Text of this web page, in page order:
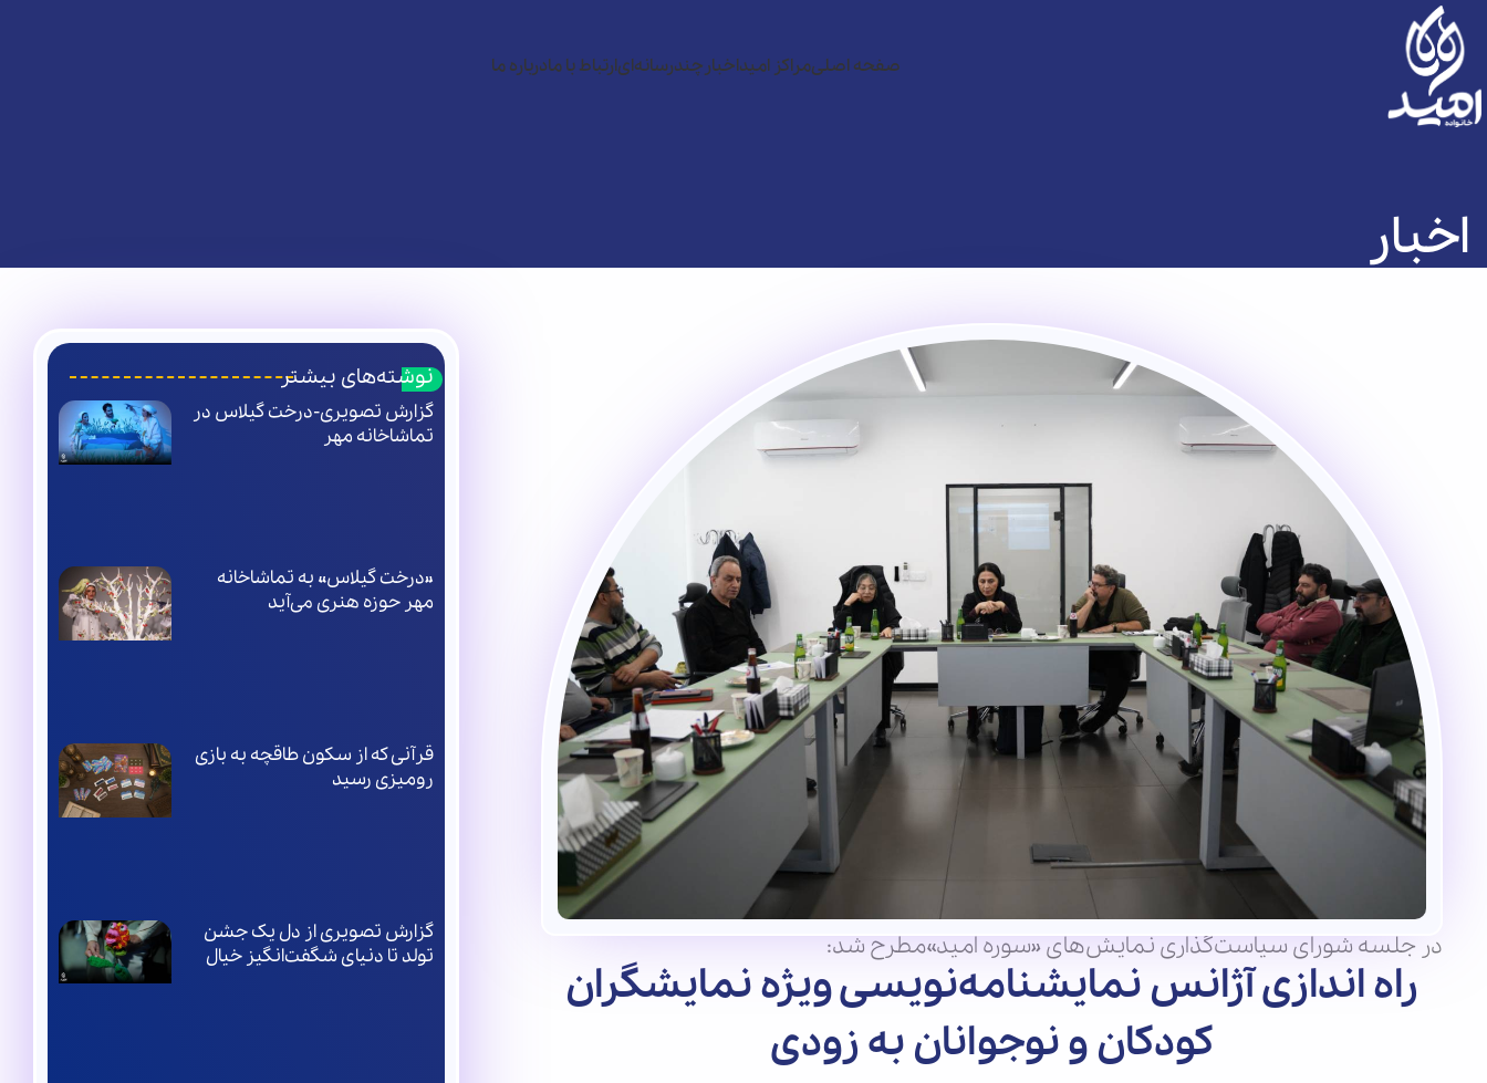
صفحه اصلیمراکز امیداخبار چندرسانه‌ایارتباط با مادرباره ما
اخبار
در جلسه شورای سیاست‌گذاری نمایش‌های «سوره امید»مطرح شد:
راه اندازی آژانس نمایشنامه‌نویسی ویژه نمایشگران
کودکان و نوجوانان به زودی
نوشته‌های بیشتر
گزارش تصویری-درخت گیلاس در
تماشاخانه مهر
«درخت گیلاس» به تماشاخانه
مهر حوزه هنری می‌آید
قرآنی که از سکون طاقچه به بازی
رومیزی رسید
گزارش تصویری از دل یک جشن
تولد تا دنیای شگفت‌انگیز خیال